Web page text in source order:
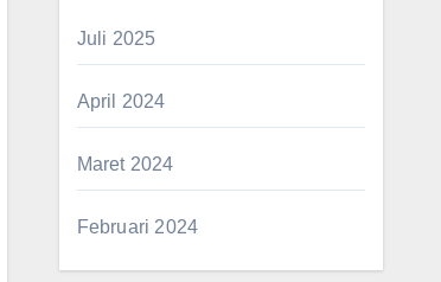
Juli 2025
April 2024
Maret 2024
Februari 2024